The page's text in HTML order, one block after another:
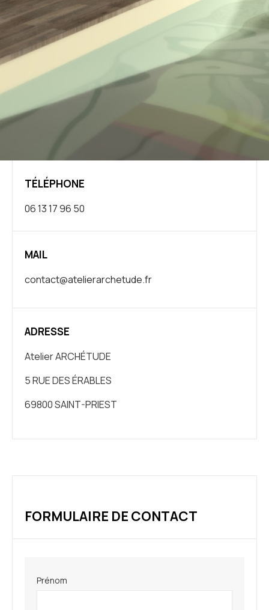
TÉLÉPHONE
06 13 17 96 50
MAIL
contact@atelierarchetude.fr
ADRESSE
Atelier ARCHÉTUDE
5 RUE DES ÉRABLES
69800 SAINT-PRIEST
FORMULAIRE DE CONTACT
Prénom